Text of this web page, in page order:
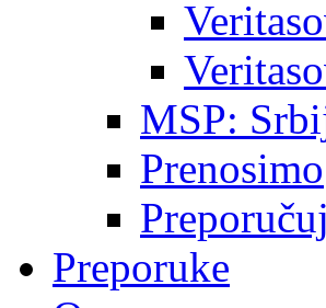
MSP:
Prenosimo
Preporuke